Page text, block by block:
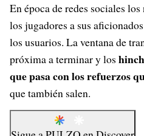
En época de redes sociales
los jugadores a sus
los usuarios. La ventana de
próxima a terminar y los
que pasa con los refuerzos
que también salen.